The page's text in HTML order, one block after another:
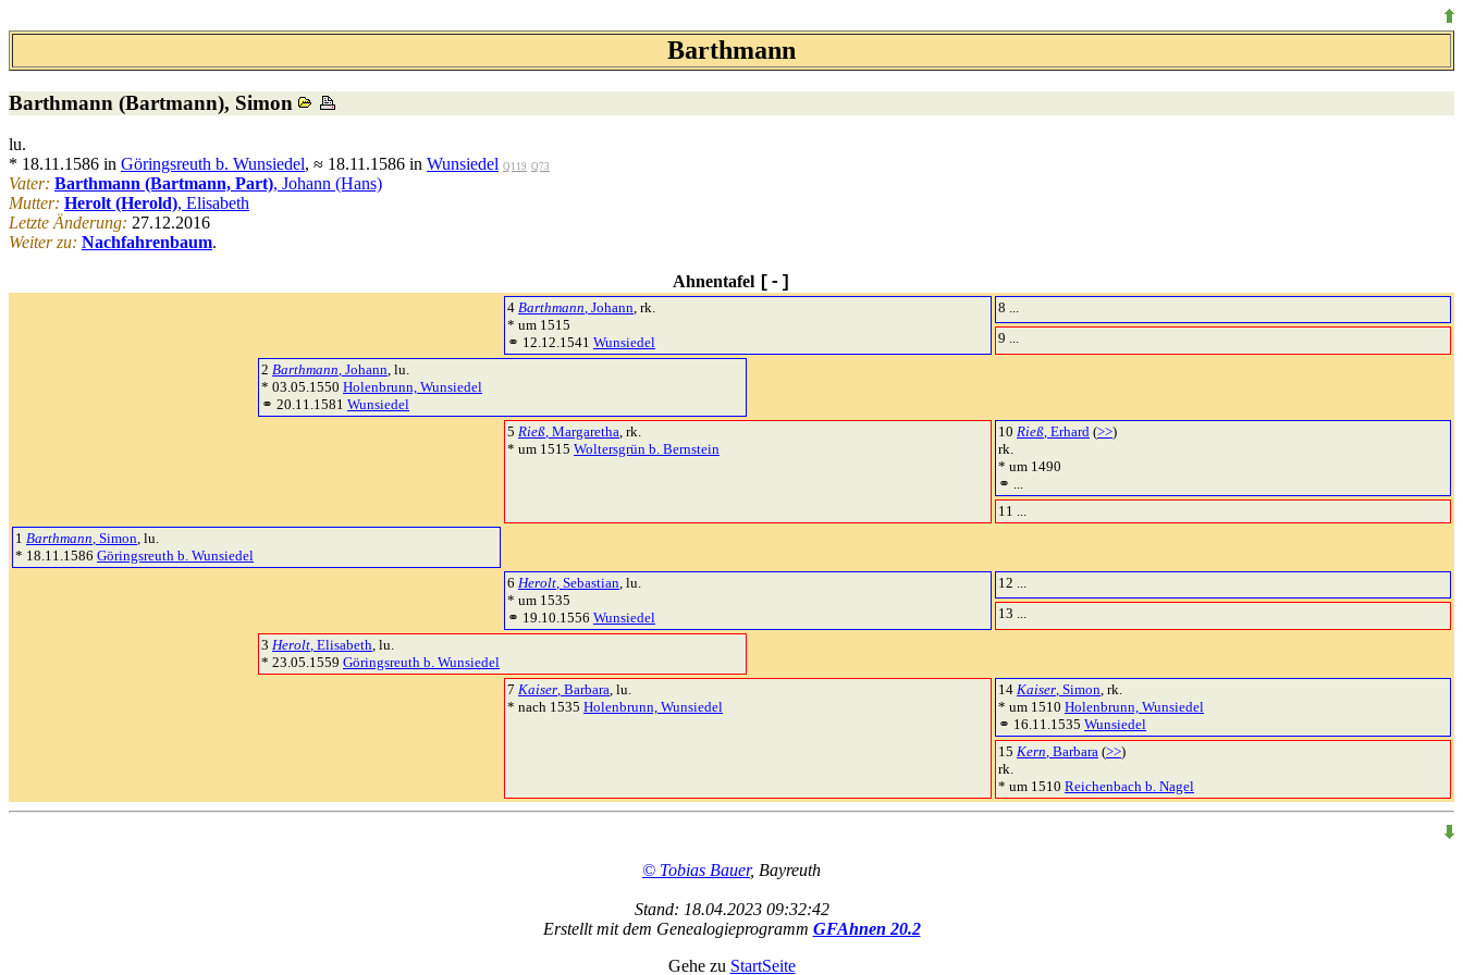
Barthmann
Barthmann (Bartmann), Simon
lu.
* 18.11.1586 in Göringsreuth b. Wunsiedel, ≈ 18.11.1586 in Wunsiedel Q119 Q73
Vater: Barthmann (Bartmann, Part), Johann (Hans)
Mutter: Herolt (Herold), Elisabeth
Letzte Änderung: 27.12.2016
Weiter zu: Nachfahrenbaum.
Ahnentafel [-]
4 Barthmann, Johann, rk.
* um 1515
⚭ 12.12.1541 Wunsiedel
8 ...
9 ...
2 Barthmann, Johann, lu.
* 03.05.1550 Holenbrunn, Wunsiedel
⚭ 20.11.1581 Wunsiedel
5 Rieß, Margaretha, rk.
* um 1515 Woltersgrün b. Bernstein
10 Rieß, Erhard (>>)
rk.
* um 1490
⚭ ...
11 ...
1 Barthmann, Simon, lu.
* 18.11.1586 Göringsreuth b. Wunsiedel
6 Herolt, Sebastian, lu.
* um 1535
⚭ 19.10.1556 Wunsiedel
12 ...
13 ...
3 Herolt, Elisabeth, lu.
* 23.05.1559 Göringsreuth b. Wunsiedel
7 Kaiser, Barbara, lu.
* nach 1535 Holenbrunn, Wunsiedel
14 Kaiser, Simon, rk.
* um 1510 Holenbrunn, Wunsiedel
⚭ 16.11.1535 Wunsiedel
15 Kern, Barbara (>>)
rk.
* um 1510 Reichenbach b. Nagel
© Tobias Bauer, Bayreuth
Stand: 18.04.2023 09:32:42
Erstellt mit dem Genealogieprogramm GFAhnen 20.2
Gehe zu StartSeite